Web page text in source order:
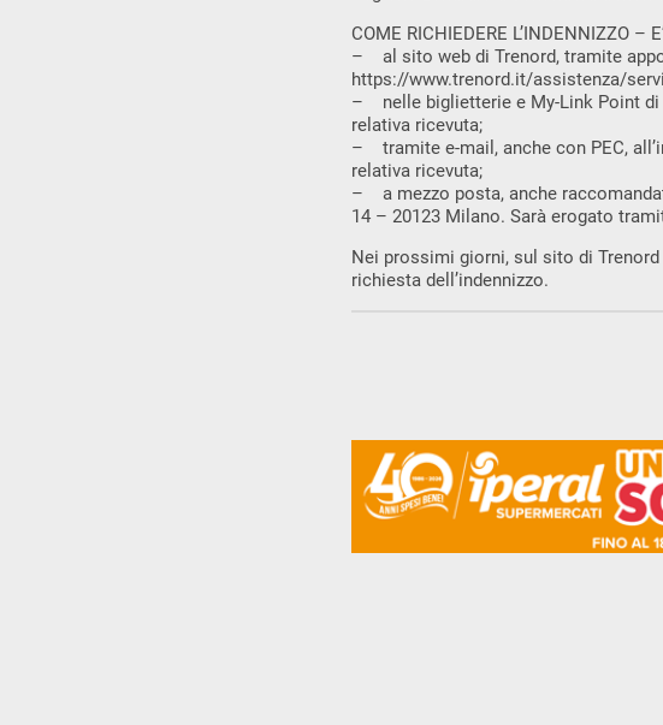
COME RICHIEDERE L’INDENNIZZO
– al sito web di Trenord, tramite
https://www.trenord.it/assistenza/
– nelle biglietterie e My-Link Point di
relativa ricevuta;
– tramite e-mail, anche con PEC,
relativa ricevuta;
– a mezzo posta, anche
14 – 20123 Milano. Sarà erogato
Nei prossimi giorni, sul sito di
richiesta dell’indennizzo.